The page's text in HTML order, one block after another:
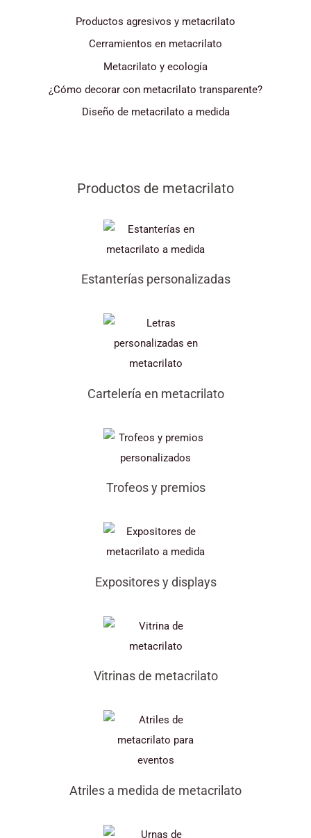
Productos agresivos y metacrilato
Cerramientos en metacrilato
Metacrilato y ecología
¿Cómo decorar con metacrilato transparente?
Diseño de metacrilato a medida
Productos de metacrilato
Estanterías personalizadas
Cartelería en metacrilato
Trofeos y premios
Expositores y displays
Vitrinas de metacrilato
Atriles a medida de metacrilato